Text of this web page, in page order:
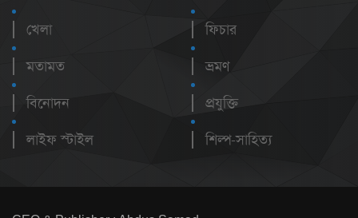
খেলা
মতামত
বিনোদন
লাইফ স্টাইল
ফিচার
ভ্রমণ
প্রযুক্তি
শিল্প-সাহিত্য